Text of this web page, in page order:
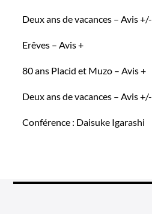
Deux ans de vacances – Avis +/-
Erêves – Avis +
80 ans Placid et Muzo – Avis +
Deux ans de vacances – Avis +/-
Conférence : Daisuke Igarashi